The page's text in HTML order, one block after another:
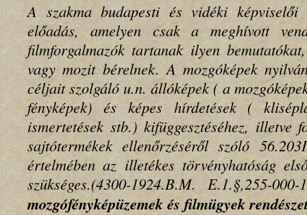
A szakma budapesti és vidéki képviselői
előadás, amelyen csak a meghívott
filmforgalmazók tartanak ilyen
vagy mozit bérelnek. A mozgóképek
céljait szolgáló u.n. állóképek ( a
fényképek) és képes hírdetések (
ismertetések stb.) kifüggesztéséhez, illetve
sajtótermékek ellenőrzéséről szóló
értelmében az illetékes törvényhatóság
szükséges.(4300-1924.B.M. E.1.§,255-
mozgófényképüzemek és filmügyek